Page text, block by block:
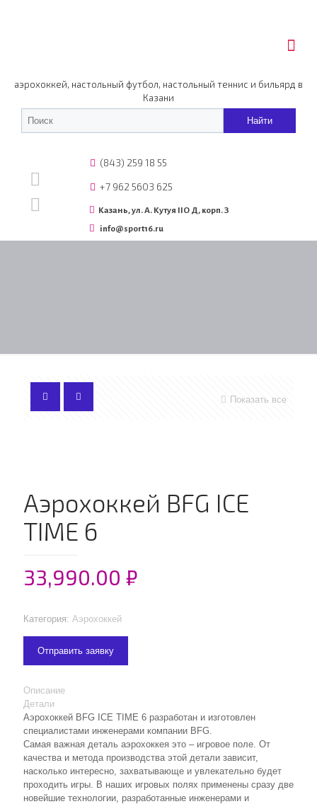
аэрохоккей, настольный футбол, настольный теннис и бильярд в
Казани
(843) 259 18 55
+7 962 5603 625
Казань, ул. А. Кутуя IIO Д, корп. З
info@sport16.ru
Показать все
Аэрохоккей BFG ICE
TIME 6
33,990.00 ₽
Категория: Аэрохоккей
Отправить заявку
Описание
Детали
Аэрохоккей BFG ICE TIME 6 разработан и изготовлен
специалистами инженерами компании BFG.
Самая важная деталь аэрохоккея это – игровое поле. От
качества и метода производства этой детали зависит,
насколько интересно, захватывающе и увлекательно будет
проходить игры. В наших игровых полях применены сразу две
новейшие технологии, разработанные инженерами и